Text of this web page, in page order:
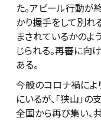
た。アピール行動が
かり握手をして別れ
まされているかのよ
じられる。再審に向
ある。
今般のコロナ禍によ
にいるが、「狭山」
全国から再び集い、